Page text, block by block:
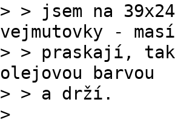
> > jsem na
vejmutovky -
> > praskají,
olejovou barvou
> > a drží.
>